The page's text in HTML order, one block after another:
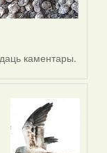
каментары.